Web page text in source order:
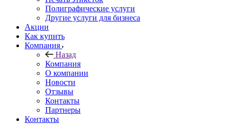
Полиграфические услуги
Другие услуги для бизнеса
Акции
Как купить
Компания
Назад
Компания
О компании
Новости
Отзывы
Контакты
Партнеры
Контакты